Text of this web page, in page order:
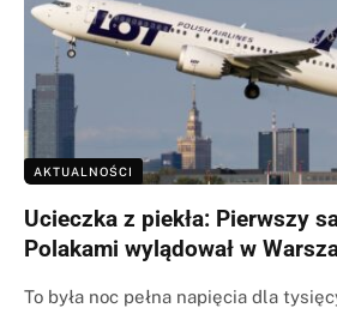
AKTUALNOŚCI
Ucieczka z piekła: Pierwszy
Polakami wylądował w
To była noc pełna napięcia dla